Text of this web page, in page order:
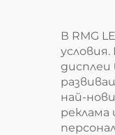
В RMG
най-